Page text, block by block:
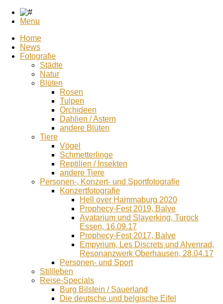
Menu
Home
News
Fotografie
Städte
Natur
Blüten
Rosen
Tulpen
Orchideen
Dahlien / Astern
andere Blüten
Tiere
Vögel
Schmetterlinge
Reptilien / Insekten
andere Tiere
Personen-, Konzert- und Sportfotografie
Konzertfotografie
Hell over Hammaburg 2020
Prophecy-Fest 2019, Balve
Avatarium und Slayerking, Turock
Essen, 16.09.17
Prophecy-Fest 2017, Balve
Empyrium, Les Discrets und Alvenrad,
Resonanzwerk Oberhausen, 28.04.17
Personen- und Sport
Stillleben
Reise-Specials
Burg Bilstein / Sauerland
Die deutsche und belgische Eifel